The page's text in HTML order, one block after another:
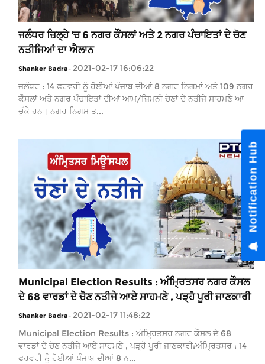
ਜਲੰਧਰ ਜ਼ਿਲ੍ਹੇ 'ਚ 6 ਨਗਰ ਕੌਂਸਲਾਂ ਅਤੇ 2 ਨਗਰ ਪੰਚਾਇਤਾਂ ਦੇ ਚੋਣ
ਨਤੀਜਿਆਂ ਦਾ ਐਲਾਨ
Shanker Badra- 2021-02-17 16:06:22
ਜਲੰਧਰ : 14 ਫਰਵਰੀ ਨੂੰ ਹੋਈਆਂ ਪੰਜਾਬ ਦੀਆਂ 8 ਨਗਰ ਨਿਗਮਾਂ ਅਤੇ 109 ਨਗਰ
ਕੌਸਲਾਂ ਅਤੇ ਨਗਰ ਪੰਚਾਇਤਾਂ ਦੀਆਂ ਆਮ/ਜ਼ਿਮਨੀ ਚੋਣਾਂ ਦੇ ਨਤੀਜੇ ਸਾਹਮਣੇ ਆ
ਚੁੱਕੇ ਹਨ। ਨਗਰ ਨਿਗਮ ਤ...
Municipal Election Results : ਅੰਮ੍ਰਿਤਸਰ ਨਗਰ ਕੌਸਲ
ਦੇ 68 ਵਾਰਡਾਂ ਦੇ ਚੋਣ ਨਤੀਜੇ ਆਏ ਸਾਹਮਣੇ , ਪੜ੍ਹੋ ਪੂਰੀ ਜਾਣਕਾਰੀ
Shanker Badra- 2021-02-17 11:48:22
Municipal Election Results : ਅੰਮ੍ਰਿਤਸਰ ਨਗਰ ਕੌਸਲ ਦੇ 68
ਵਾਰਡਾਂ ਦੇ ਚੋਣ ਨਤੀਜੇ ਆਏ ਸਾਹਮਣੇ , ਪੜ੍ਹੋ ਪੂਰੀ ਜਾਣਕਾਰੀ:ਅੰਮ੍ਰਿਤਸਰ : 14
ਫਰਵਰੀ ਨੂੰ ਹੋਈਆਂ ਪੰਜਾਬ ਦੀਆਂ 8 ਨ...